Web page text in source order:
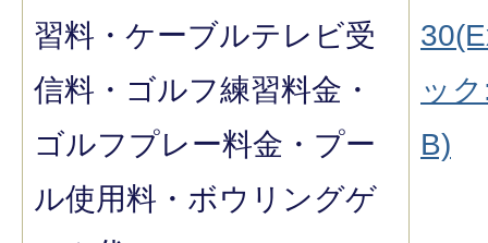
習料・ケーブルテレビ受
信料・ゴルフ練習料金・
ゴルフプレー料金・プー
ル使用料・ボウリングゲ
ッ
B)